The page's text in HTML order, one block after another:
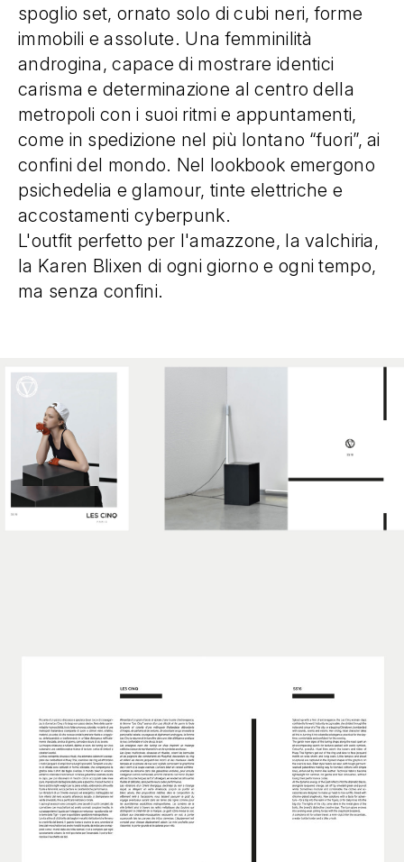
spoglio set, ornato solo di cubi neri, forme
immobili e assolute. Una femminilità
androgina, capace di mostrare identici
carisma e determinazione al centro della
metropoli con i suoi ritmi e appuntamenti,
come in spedizione nel più lontano “fuori”, ai
confini del mondo. Nel lookbook emergono
psichedelia e glamour, tinte elettriche e
accostamenti cyberpunk.
L'outfit perfetto per l'amazzone, la valchiria,
la Karen Blixen di ogni giorno e ogni tempo,
ma senza confini.